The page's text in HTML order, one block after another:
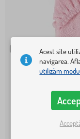
Acest site
navigarea.
utilizăm